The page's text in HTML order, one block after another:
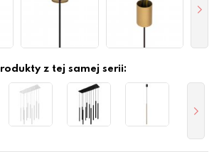
z tej samej serii: